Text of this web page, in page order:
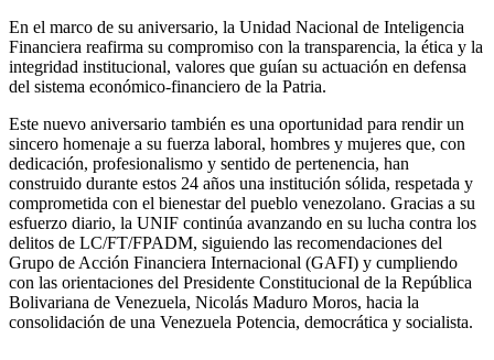
En el marco de su aniversario, la Unidad Nacional de Inteligencia
Financiera reafirma su compromiso con la transparencia, la ética y la
integridad institucional, valores que guían su actuación en defensa
del sistema económico-financiero de la Patria.
Este nuevo aniversario también es una oportunidad para rendir un
sincero homenaje a su fuerza laboral, hombres y mujeres que, con
dedicación, profesionalismo y sentido de pertenencia, han
construido durante estos 24 años una institución sólida, respetada y
comprometida con el bienestar del pueblo venezolano. Gracias a su
esfuerzo diario, la UNIF continúa avanzando en su lucha contra los
delitos de LC/FT/FPADM, siguiendo las recomendaciones del
Grupo de Acción Financiera Internacional (GAFI) y cumpliendo
con las orientaciones del Presidente Constitucional de la República
Bolivariana de Venezuela, Nicolás Maduro Moros, hacia la
consolidación de una Venezuela Potencia, democrática y socialista.